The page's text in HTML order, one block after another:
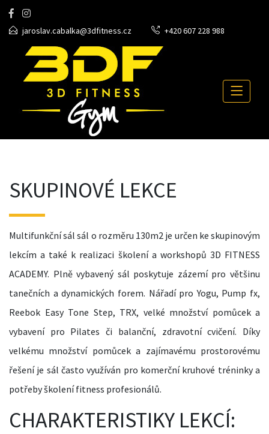
jaroslav.cabalka@3dfitness.cz +420 607 228 988
SKUPINOVÉ LEKCE
Multifunkční sál sál o rozměru 130m2 je určen ke skupinovým
lekcím a také k realizaci školení a workshopů 3D FITNESS
ACADEMY. Plně vybavený sál poskytuje zázemí pro většinu
tanečních a dynamických forem. Nářadí pro Yogu, Pump fx,
Reebok Easy Tone Step, TRX, velké množství pomůcek a
vybavení pro Pilates či balanční, zdravotní cvičení. Díky
velkému množství pomůcek a zajímavému prostorovému
řešení je sál často využíván pro komerční kruhové tréninky a
potřeby školení fitness profesionálů.
CHARAKTERISTIKY LEKCÍ: